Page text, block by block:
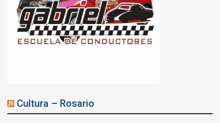
Cultura – Rosario